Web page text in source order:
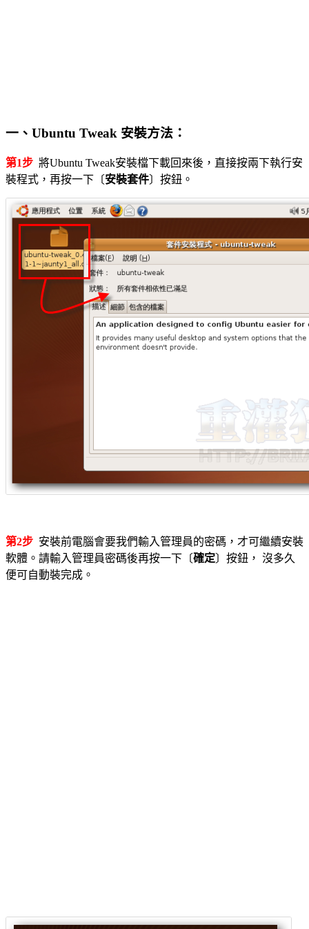
一、Ubuntu Tweak 安裝方法：
第1步 將Ubuntu Tweak安裝檔下載回來後，直接按兩下執行安
裝程式，再按一下〔安裝套件〕按鈕。
第2步 安裝前電腦會要我們輸入管理員的密碼，才可繼續安裝
軟體。請輸入管理員密碼後再按一下〔確定〕按鈕， 沒多久
便可自動裝完成。